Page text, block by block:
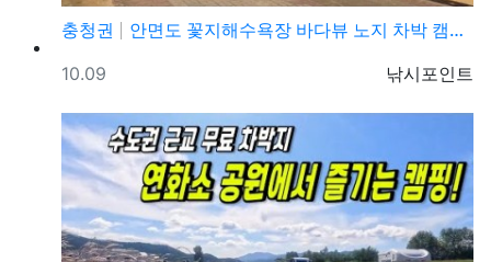
충청권
안면도 꽃지해수욕장 바다뷰 노지 차박 캠핑 가볼만한곳
등록자
낚시포인트
등록일
10.09